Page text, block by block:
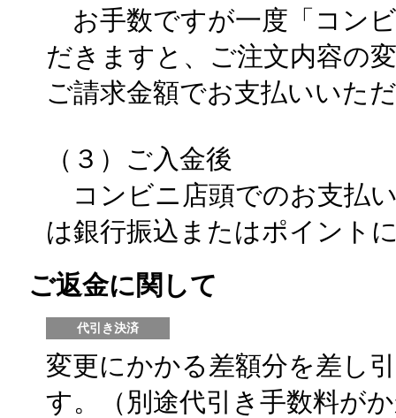
お手数ですが一度「コン
だきますと、ご注文内容の
ご請求金額でお支払いいた
（３）ご入金後
コンビニ店頭でのお支払
は銀行振込またはポイント
ご返金に関して
代引き決済
変更にかかる差額分を差し
す。
（別途代引き手数料が